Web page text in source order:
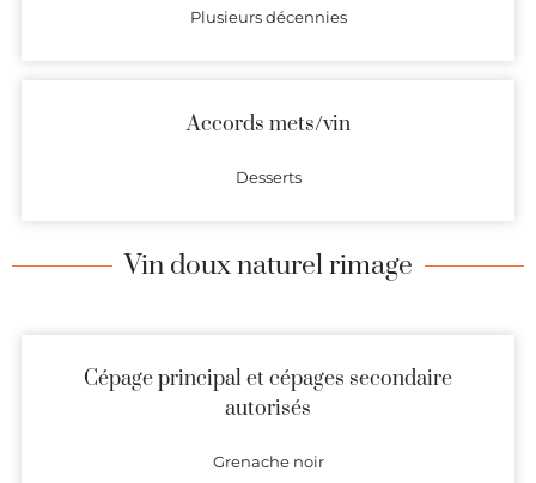
Plusieurs décennies
Accords mets/vin
Desserts
Vin doux naturel rimage
Cépage principal et cépages secondaire
autorisés
Grenache noir